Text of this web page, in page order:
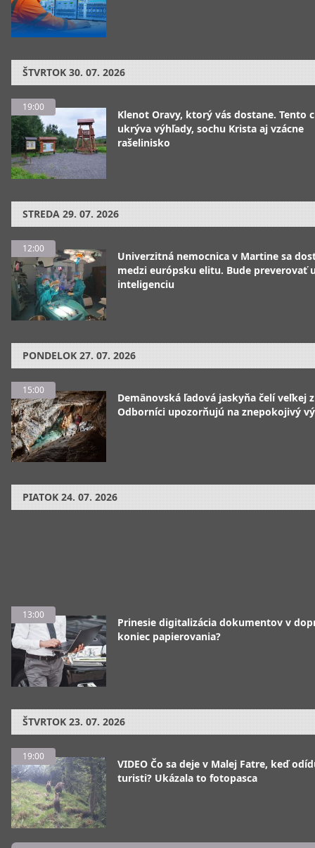
ŠTVRTOK 30. 07. 2026
19:00
Klenot Oravy, ktorý vás dostane. Tento
ukrýva výhľady, sochu Krista aj vzácne
rašelinisko
STREDA 29. 07. 2026
12:00
Univerzitná nemocnica v Martine sa
medzi európsku elitu. Bude preverovať
inteligenciu
PONDELOK 27. 07. 2026
15:00
Demänovská ľadová jaskyňa čelí veľkej
Odborníci upozorňujú na znepokojivý
PIATOK 24. 07. 2026
13:00
Prinesie digitalizácia dokumentov v
koniec papierovania?
ŠTVRTOK 23. 07. 2026
19:00
VIDEO Čo sa deje v Malej Fatre, keď
turisti? Ukázala to fotopasca